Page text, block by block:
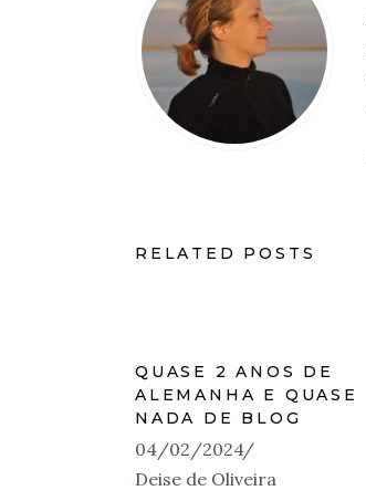
RELATED POSTS
QUASE 2 ANOS DE
ALEMANHA E QUASE
NADA DE BLOG
04/02/2024
Deise de Oliveira